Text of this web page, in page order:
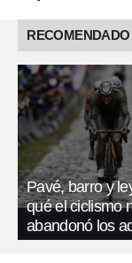
RECOMENDADO
Pavé, barro y
qué el ciclismo
abandonó los